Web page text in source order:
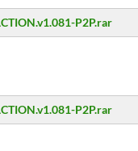
P2P.rar
P2P.rar